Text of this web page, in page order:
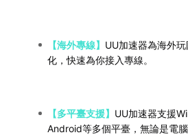
【海外專線】 UU加速器為海外
化，快速為你接入專線。
【多平臺支援】 UU加速器支援
Android等多個平臺，無論是電